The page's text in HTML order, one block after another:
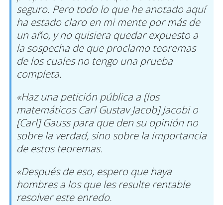
seguro. Pero todo lo que he anotado aquí
ha estado claro en mi mente por más de
un año, y no quisiera quedar expuesto a
la sospecha de que proclamo teoremas
de los cuales no tengo una prueba
completa.
«Haz una petición pública a [los
matemáticos Carl Gustav Jacob] Jacobi o
[Carl] Gauss para que den su opinión no
sobre la verdad, sino sobre la importancia
de estos teoremas.
«Después de eso, espero que haya
hombres a los que les resulte rentable
resolver este enredo.